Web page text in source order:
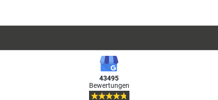
43495
Bewertungen